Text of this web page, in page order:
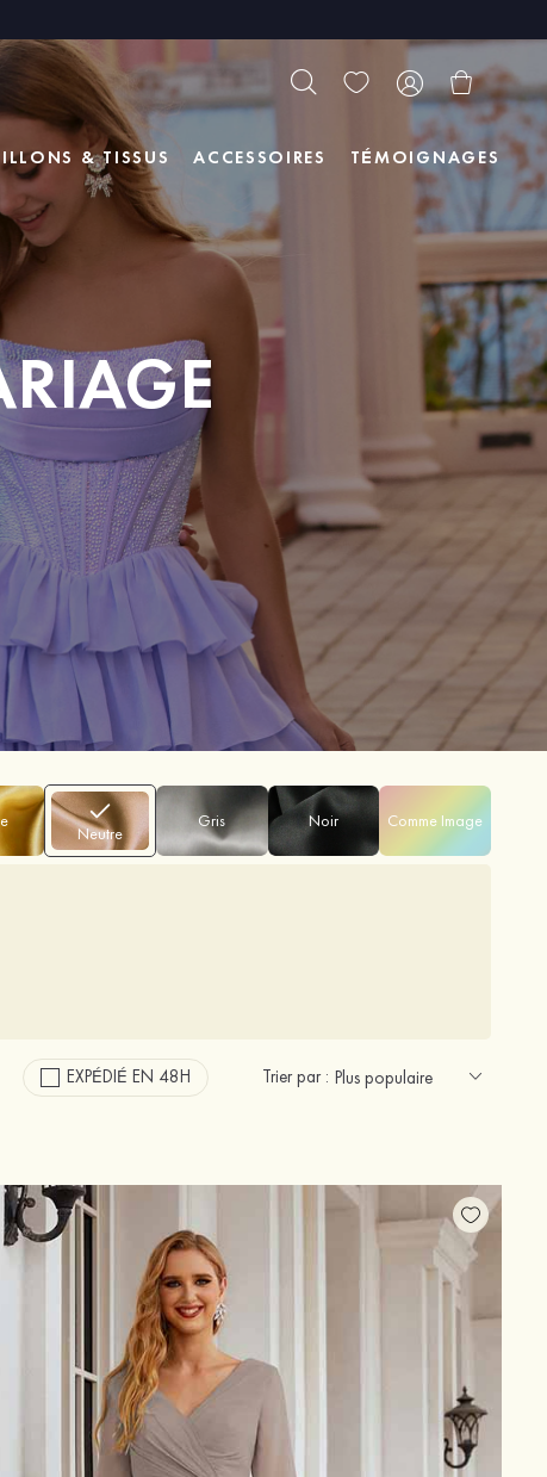
& TISSUS ACCESSOIRES TÉMOIGNAGES
Neutre
Gris Noir Comme Image
EXPÉDIÉ EN 48H Trier par :